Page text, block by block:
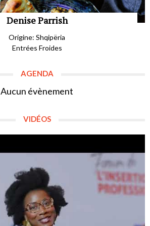
Denise Parrish
Origine: Shqipëria
Entrées Froides
AGENDA
Aucun évènement
VIDÉOS